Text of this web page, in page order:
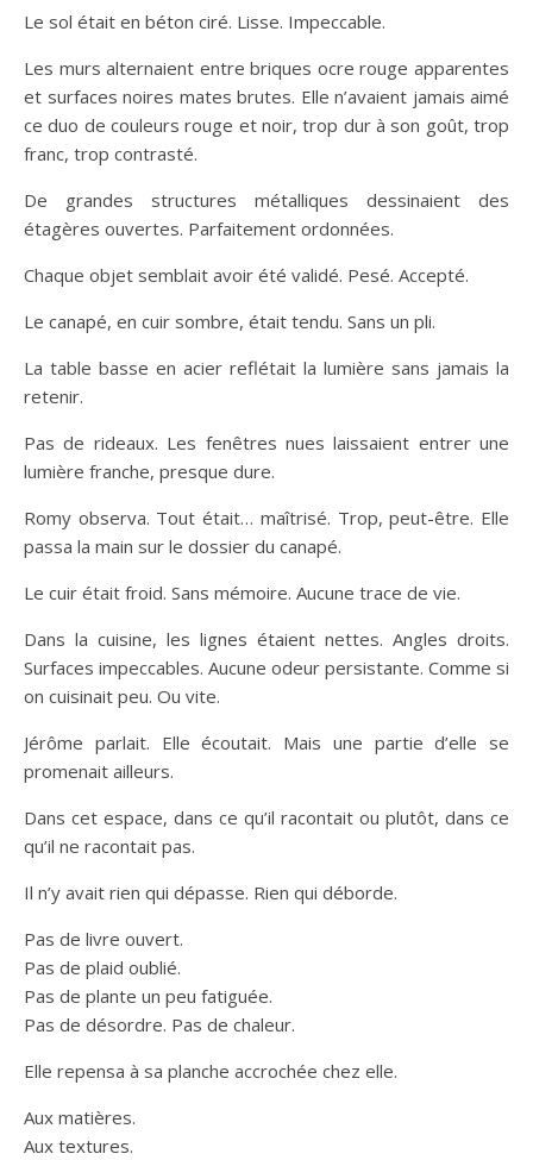
Le sol était en béton ciré. Lisse. Impeccable.
Les murs alternaient entre briques ocre rouge apparentes
et surfaces noires mates brutes. Elle n’avaient jamais aimé
ce duo de couleurs rouge et noir, trop dur à son goût, trop
franc, trop contrasté.
De grandes structures métalliques dessinaient des
étagères ouvertes. Parfaitement ordonnées.
Chaque objet semblait avoir été validé. Pesé. Accepté.
Le canapé, en cuir sombre, était tendu. Sans un pli.
La table basse en acier reflétait la lumière sans jamais la
retenir.
Pas de rideaux. Les fenêtres nues laissaient entrer une
lumière franche, presque dure.
Romy observa. Tout était… maîtrisé. Trop, peut-être. Elle
passa la main sur le dossier du canapé.
Le cuir était froid. Sans mémoire. Aucune trace de vie.
Dans la cuisine, les lignes étaient nettes. Angles droits.
Surfaces impeccables. Aucune odeur persistante. Comme si
on cuisinait peu. Ou vite.
Jérôme parlait. Elle écoutait. Mais une partie d’elle se
promenait ailleurs.
Dans cet espace, dans ce qu’il racontait ou plutôt, dans ce
qu’il ne racontait pas.
Il n’y avait rien qui dépasse. Rien qui déborde.
Pas de livre ouvert.
Pas de plaid oublié.
Pas de plante un peu fatiguée.
Pas de désordre. Pas de chaleur.
Elle repensa à sa planche accrochée chez elle.
Aux matières.
Aux textures.